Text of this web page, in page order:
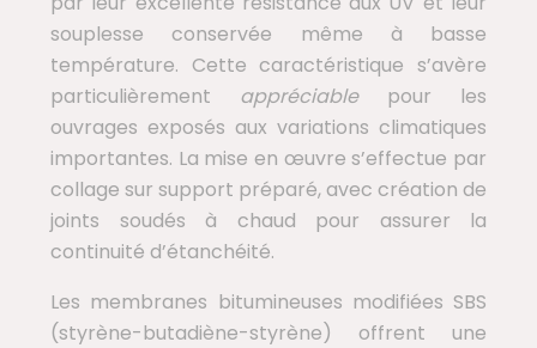
souplesse conservée même à basse
température. Cette caractéristique s’avère
particulièrement appréciablepour les
ouvrages exposés aux variations climatiques
importantes. La mise en œuvre s’effectue par
collage sur support préparé, avec création de
joints soudés à chaud pour assurer la
continuité d’étanchéité.
Les membranes bitumineuses modifiées SBS
(styrène-butadiène-styrène) offrent une